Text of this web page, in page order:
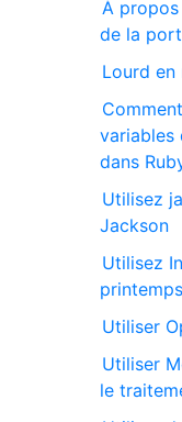
À
de la
Lourd en
variables
dans
Utilisez
Jackson
Utilisez
printemps
Utiliser
Utiliser
le